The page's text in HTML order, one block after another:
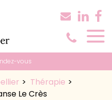
vous
Thérapie
Le Crès